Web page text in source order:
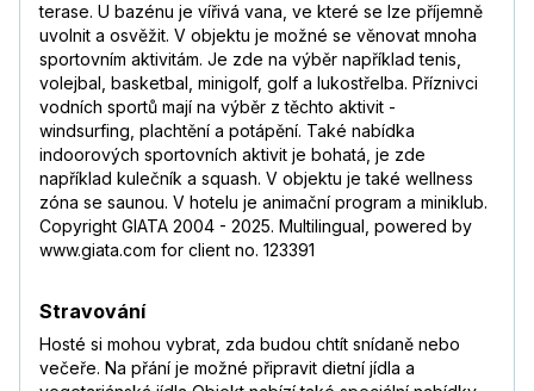
terase. U bazénu je vířivá vana, ve které se lze příjemně
uvolnit a osvěžit. V objektu je možné se věnovat mnoha
sportovním aktivitám. Je zde na výběr například tenis,
volejbal, basketbal, minigolf, golf a lukostřelba. Příznivci
vodních sportů mají na výběr z těchto aktivit -
windsurfing, plachtění a potápění. Také nabídka
indoorových sportovních aktivit je bohatá, je zde
například kulečník a squash. V objektu je také wellness
zóna se saunou. V hotelu je animační program a miniklub.
Copyright GIATA 2004 - 2025. Multilingual, powered by
www.giata.com for client no. 123391
Stravování
Hosté si mohou vybrat, zda budou chtít snídaně nebo
večeře. Na přání je možné připravit dietní jídla a